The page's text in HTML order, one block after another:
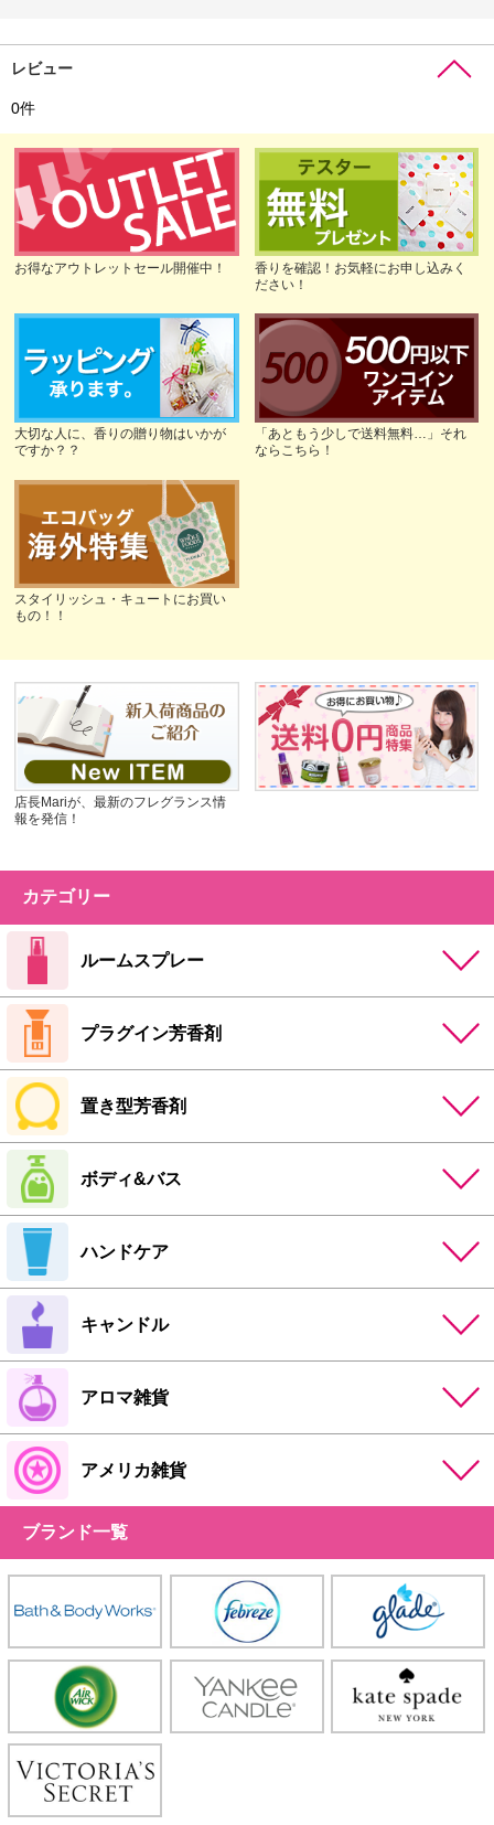
レビュー
0件
お得なアウトレットセール開催中！
香りを確認！お気軽にお申し込みく
ださい！
大切な人に、香りの贈り物はいかが
ですか？？
「あともう少しで送料無料…」それ
ならこちら！
スタイリッシュ・キュートにお買い
もの！！
店長Mariが、最新のフレグランス情
報を発信！
カテゴリー
ルームスプレー
プラグイン芳香剤
置き型芳香剤
ボディ&バス
ハンドケア
キャンドル
アロマ雑貨
アメリカ雑貨
ブランド一覧